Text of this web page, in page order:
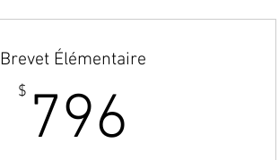
Brevet Élémentaire
$ 796